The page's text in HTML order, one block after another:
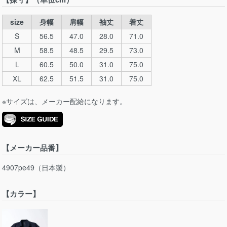
size 身幅 肩幅 袖丈
着丈
S
56.5 47.0 28.0
71.0
M
58.5 48.5 29.5
73.0
L
60.5 50.0 31.0
75.0
XL
62.5 51.5 31.0 75.0
※サイズは、メーカー配給になります。
【メーカー品番】
4907pe49（日本製）
【カラー】